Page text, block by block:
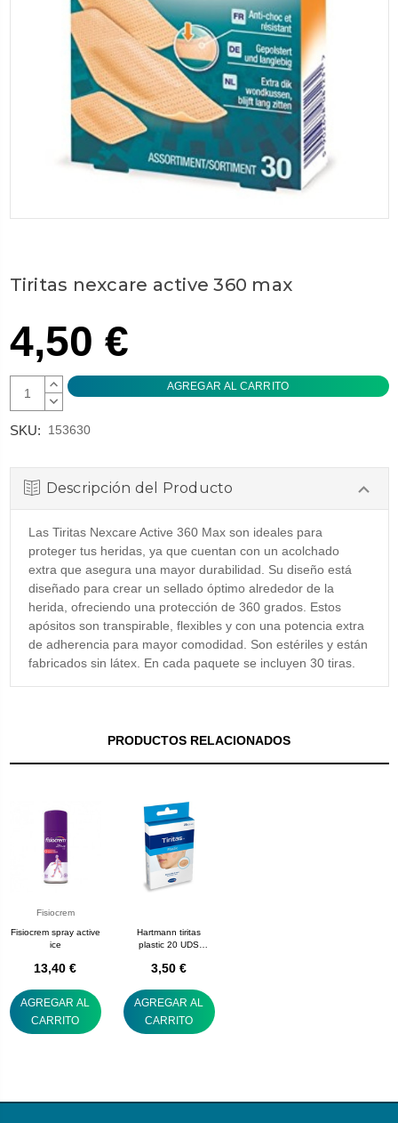
Tiritas nexcare active 360 max
4,50 €
AUMENTAR
CANTIDAD:
DISMINUIR
SKU: 153630
Descripción del Producto
Las Tiritas Nexcare Active 360 Max son ideales para
proteger tus heridas, ya que cuentan con un acolchado
extra que asegura una mayor durabilidad. Su diseño está
diseñado para crear un sellado óptimo alrededor de la
herida, ofreciendo una protección de 360 grados. Estos
apósitos son transpirable, flexibles y con una potencia extra
de adherencia para mayor comodidad. Son estériles y están
fabricados sin látex. En cada paquete se incluyen 30 tiras.
PRODUCTOS RELACIONADOS
Fisiocrem
Fisiocrem spray active
ice
13,40 €
AGREGAR AL
CARRITO
Hartmann tiritas
plastic 20 UDS
3,50 €
AGREGAR AL
CARRITO